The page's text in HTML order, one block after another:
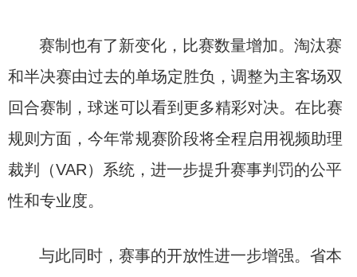
赛制也有了新变化，比赛数量增加。淘汰赛
和半决赛由过去的单场定胜负，调整为主客场双
回合赛制，球迷可以看到更多精彩对决。在比赛
规则方面，今年常规赛阶段将全程启用视频助理
裁判（VAR）系统，进一步提升赛事判罚的公平
性和专业度。
与此同时，赛事的开放性进一步增强。省本